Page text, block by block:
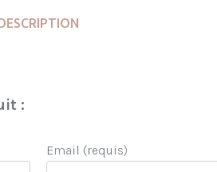
:
Email (requis)